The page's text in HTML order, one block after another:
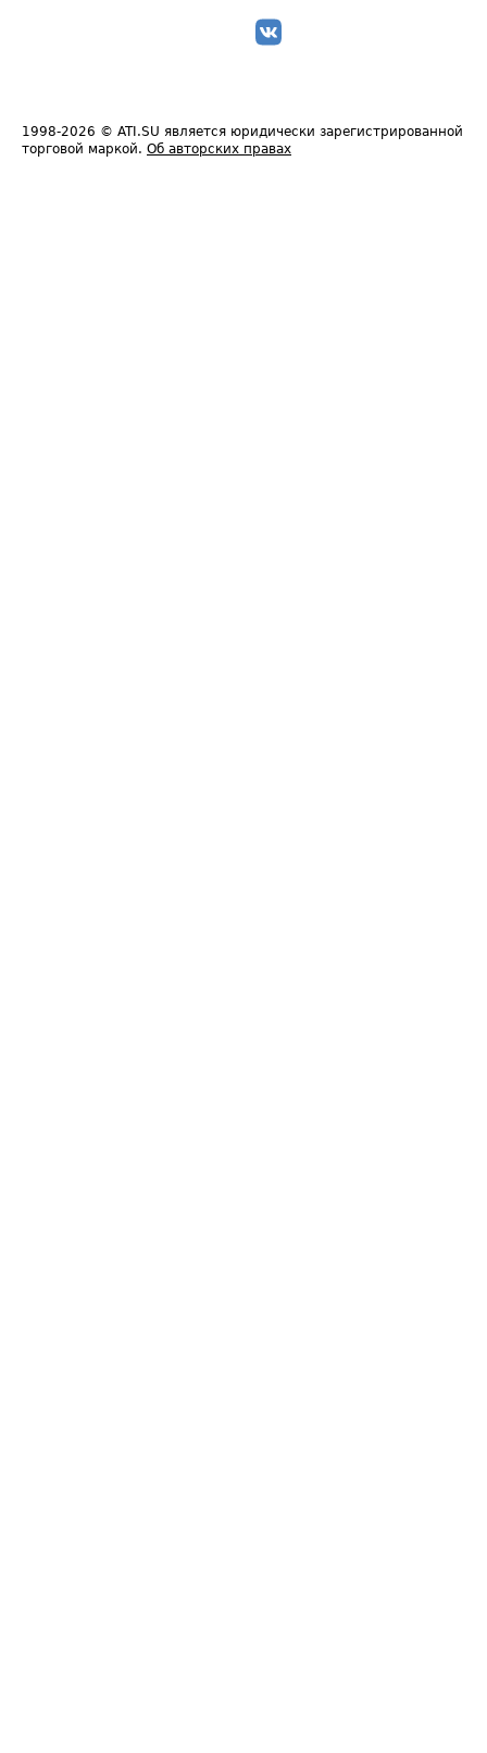
1998-2026 © ATI.SU является юридически зарегистрированной
торговой маркой. Об авторских правах